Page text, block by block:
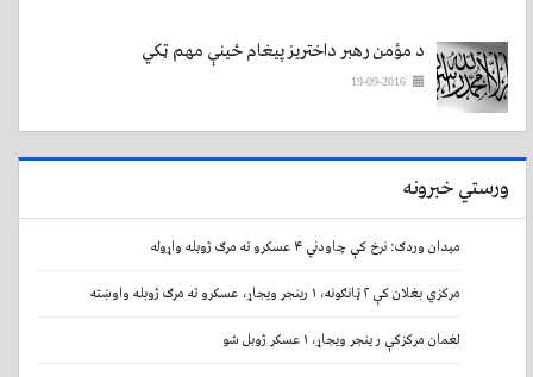
د مؤمن رهبر داختریز پیغام ځینې مهم ټکي
19-09-2016
ورستي خبرونه
میدان وردګ: نرخ کې چاودني ۴ عسکرو ته مرګ ژوبله واړوله
مرکزي بغلان کې ۲ ټانګونه، ۱ رینجر ویجاړ، عسکرو ته مرګ ژوبله واوښته
لغمان مرکزکې ر ینجر ویجاړ، ۱ عسکر ژوبل شو